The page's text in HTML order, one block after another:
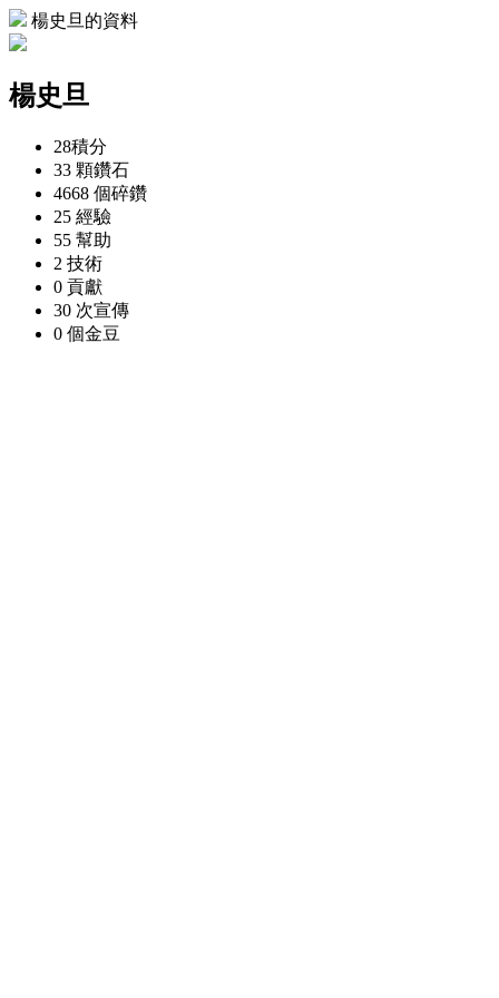
楊史旦的資料
楊史旦
28積分
33 顆鑽石
4668 個碎鑽
25 經驗
55 幫助
2 技術
0 貢獻
30 次宣傳
0 個金豆